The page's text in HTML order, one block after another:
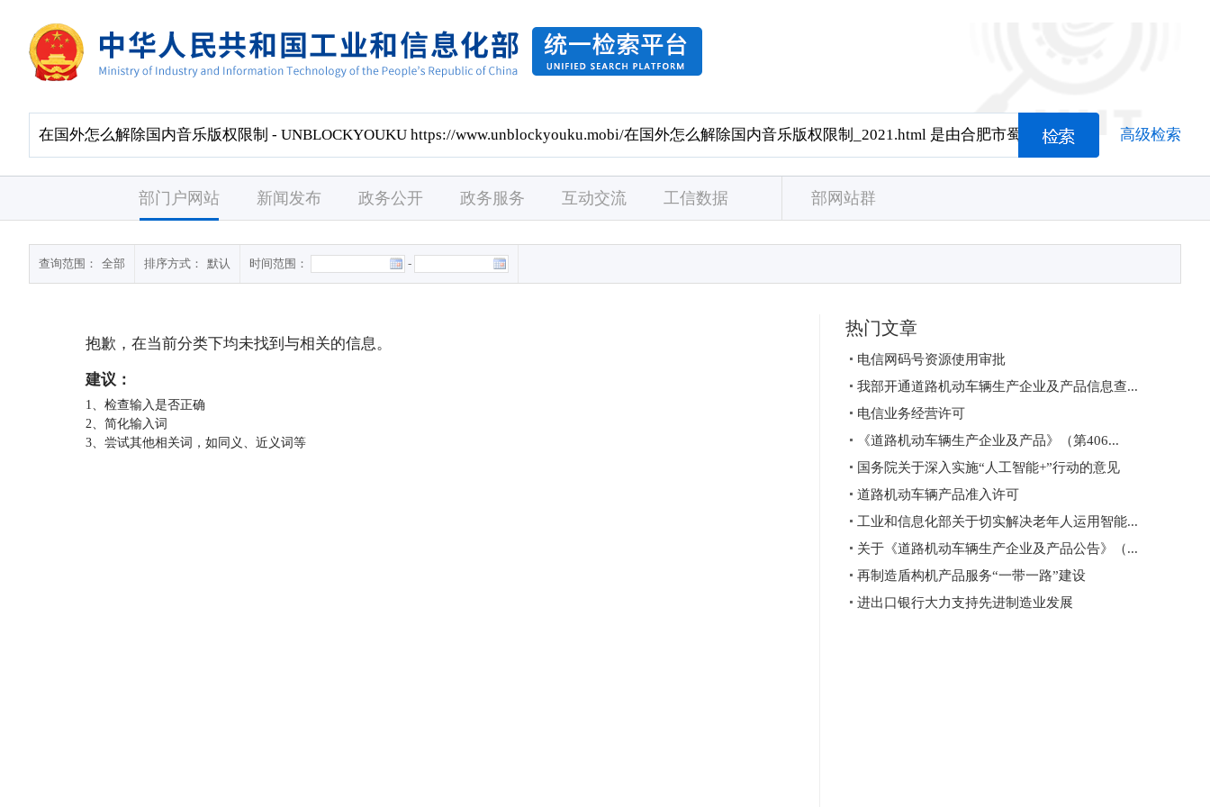
高级检索
部门户网站 新闻发布 政务公开 政务服务 互动交流 工信数据 部网站群
查询范围： 全部 排序方式： 默认 时间范围： -
抱歉，在当前分类下均未找到与相关的信息。
建议：
1、检查输入是否正确
2、简化输入词
3、尝试其他相关词，如同义、近义词等
热门文章
电信网码号资源使用审批
我部开通道路机动车辆生产企业及产品信息查...
电信业务经营许可
《道路机动车辆生产企业及产品》（第406...
国务院关于深入实施“人工智能+”行动的意见
道路机动车辆产品准入许可
工业和信息化部关于切实解决老年人运用智能...
关于《道路机动车辆生产企业及产品公告》（...
再制造盾构机产品服务“一带一路”建设
进出口银行大力支持先进制造业发展